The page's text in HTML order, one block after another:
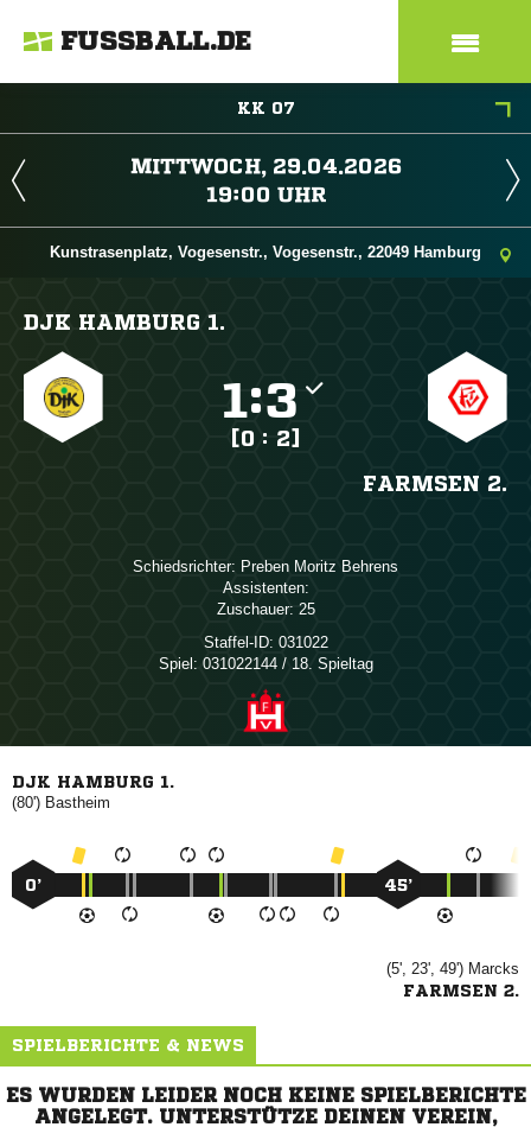
FUSSBALL.DE
KK 07
 
 
Kunstrasenplatz, Vogesenstr., Vogesenstr., 22049 Hamburg
DJK HAMBURG 1.
:
[0 : 2]
FARMSEN 2.
Schiedsrichter:   
Assistenten:
Zuschauer: 25
Staffel-ID: 031022
Spiel: 031022144 / 18. Spieltag
DJK HAMBURG 1.
(80') 
0’ 45’
(5', 23', 49') 
FARMSEN 2.
SPIELBERICHTE & NEWS
ES WURDEN LEIDER NOCH KEINE SPIELBERICHTE
ANGELEGT. UNTERSTÜTZE DEINEN VEREIN,